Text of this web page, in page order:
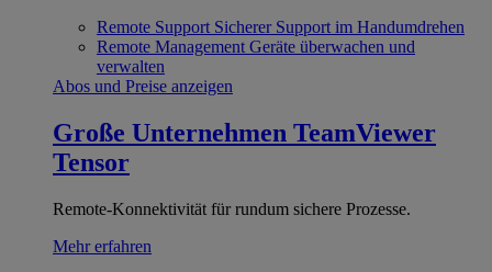
Remote Support Sicherer Support im Handumdrehen
Remote Management Geräte überwachen und
verwalten
Abos und Preise anzeigen
Große Unternehmen TeamViewer
Tensor
Remote-Konnektivität für rundum sichere Prozesse.
Mehr erfahren